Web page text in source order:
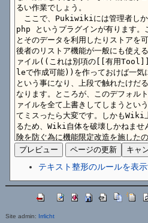
テキスト整形のルールを表
Site admin: Irrlicht